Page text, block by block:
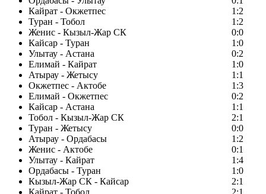
Кайрат - Окжетпес
1:2
Туран - Тобол
1:2
Женис - Кызыл-Жар СК
0:0
Кайсар - Туран
1:0
Улытау - Астана
0:2
Елимай - Кайрат
1:0
Атырау - Жетысу
1:1
Окжетпес - Актобе
1:3
Елимай - Окжетпес
0:2
Кайсар - Астана
1:1
Тобол - Кызыл-Жар СК
2:1
Туран - Жетысу
0:0
Атырау - Ордабасы
1:2
Женис - Актобе
0:1
Улытау - Кайрат
1:4
Ордабасы - Туран
1:0
Кызыл-Жар СК - Кайсар
2:1